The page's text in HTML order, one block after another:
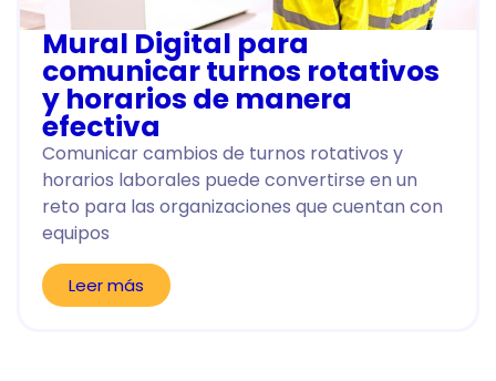
Mural Digital para
comunicar turnos rotativos
y horarios de manera
efectiva
Comunicar cambios de turnos rotativos y
horarios laborales puede convertirse en un
reto para las organizaciones que cuentan con
equipos
Leer más